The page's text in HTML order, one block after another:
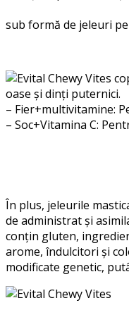
– Vitamina
sub formă de jeleuri
oase și dinți puternici.
– Fier+multivitamine:
– Soc+Vitamina C:
În plus, jeleurile
de administrat și
conțin gluten,
arome, îndulcitori și
modificate genetic,